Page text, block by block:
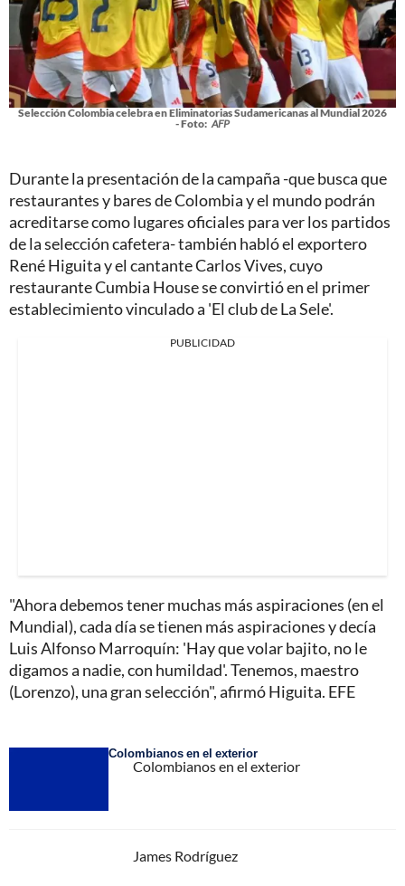
Selección Colombia celebra en Eliminatorias Sudamericanas al Mundial 2026
- Foto: AFP
Durante la presentación de la campaña -que busca que
restaurantes y bares de Colombia y el mundo podrán
acreditarse como lugares oficiales para ver los partidos
de la selección cafetera- también habló el exportero
René Higuita y el cantante Carlos Vives, cuyo
restaurante Cumbia House se convirtió en el primer
establecimiento vinculado a 'El club de La Sele'.
PUBLICIDAD
"Ahora debemos tener muchas más aspiraciones (en el
Mundial), cada día se tienen más aspiraciones y decía
Luis Alfonso Marroquín: 'Hay que volar bajito, no le
digamos a nadie, con humildad'. Tenemos, maestro
(Lorenzo), una gran selección", afirmó Higuita. EFE
Colombianos en el exterior
Colombianos en el exterior
James Rodríguez